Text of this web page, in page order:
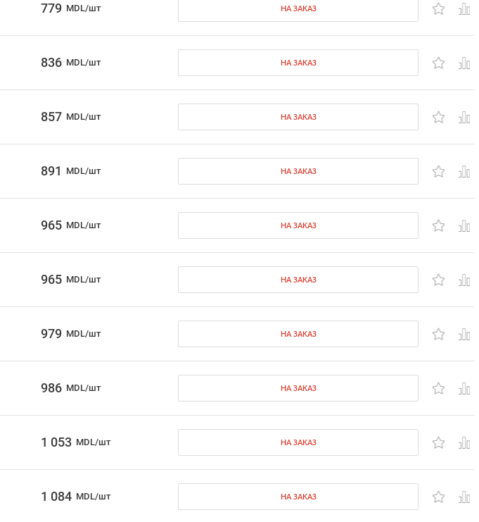
779 MDL/шт НА ЗАКАЗ
836 MDL/шт НА ЗАКАЗ
857 MDL/шт НА ЗАКАЗ
891 MDL/шт НА ЗАКАЗ
965 MDL/шт НА ЗАКАЗ
965 MDL/шт НА ЗАКАЗ
979 MDL/шт НА ЗАКАЗ
986 MDL/шт НА ЗАКАЗ
1 053 MDL/шт НА ЗАКАЗ
1 084 MDL/шт НА ЗАКАЗ